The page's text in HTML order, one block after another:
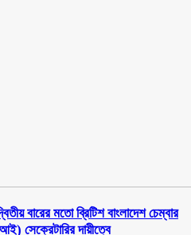
বারের মতো ব্রিটিশ বাংলাদেশ চেম্বার
সেক্রেটারির দায়ীত্বে